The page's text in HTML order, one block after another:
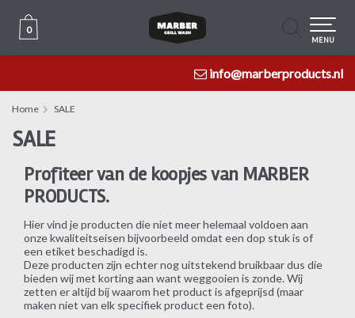
info@marberproducts.nl
0
0
MENU
Home SALE
SALE
Profiteer van de koopjes van MARBER
PRODUCTS.
Hier vind je producten die niet meer helemaal voldoen aan
onze kwaliteitseisen bijvoorbeeld omdat een dop stuk is of
een etiket beschadigd is.
Deze producten zijn echter nog uitstekend bruikbaar dus die
bieden wij met korting aan want weggooien is zonde. Wij
zetten er altijd bij waarom het product is afgeprijsd (maar
maken niet van elk specifiek product een foto).